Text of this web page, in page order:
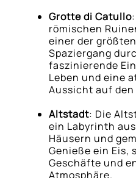
Grotte di Catullo
römischen
einer der
Spaziergang
faszinierende
Leben und eine
Aussicht auf den
Altstadt: Die
ein Labyrinth
Häusern und
Genieße ein Eis,
Geschäfte und
Atmosphäre.